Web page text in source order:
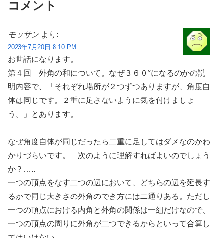
コメント
モッサン より:
2023年7月20日 8:10 PM
お世話になります。
第４回 外角の和について。なぜ３６０°になるのかの説
明内容で、「それぞれ場所が２つずつありますが、角度自
体は同じです。２重に足さないように気を付けましょ
う。」とあります。
なぜ角度自体が同じだったら二重に足してはダメなのかわ
かりづらいです。 次のように理解すればよいのでしょう
か？…..
一つの頂点をなす二つの辺において、どちらの辺を延長す
るかで同じ大きさの外角のでき方には二通りある。ただし
一つの頂点における内角と外角の関係は一組だけなので、
一つの頂点の周りに外角が二つできるからといって合算し